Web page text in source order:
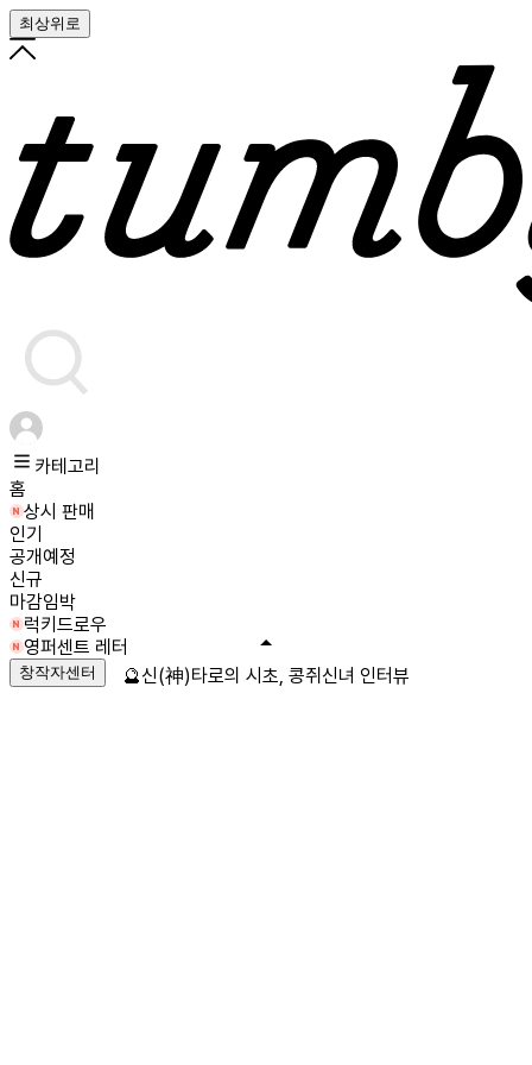
최상위로
카테고리
홈
상시 판매
인기
공개예정
신규
마감임박
럭키드로우
영퍼센트 레터
창작자센터 🔮신(神)타로의 시초, 콩쥐신녀 인터뷰